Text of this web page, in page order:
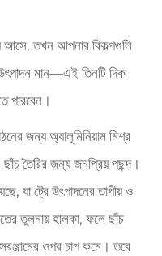
আসে, তখন আপনার বিকল্পগুলি
মান—এই তিনটি দিক
পারবেন।
জন্য অ্যালুমিনিয়াম মিশ্র
তৈরির জন্য জনপ্রিয় পছন্দ।
যা ট্রে উৎপাদনের তাপীয় ও
তুলনায় হালকা, ফলে ছাঁচ
ওপর চাপ কমে। তবে